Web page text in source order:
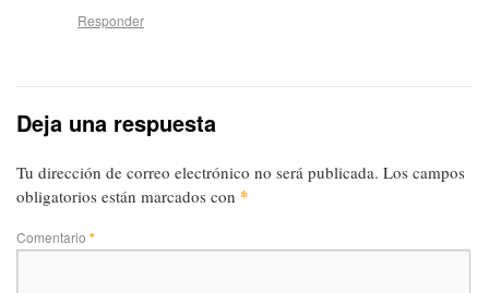
Responder
Deja una respuesta
Tu dirección de correo electrónico no será publicada. Los campos
obligatorios están marcados con *
Comentario *